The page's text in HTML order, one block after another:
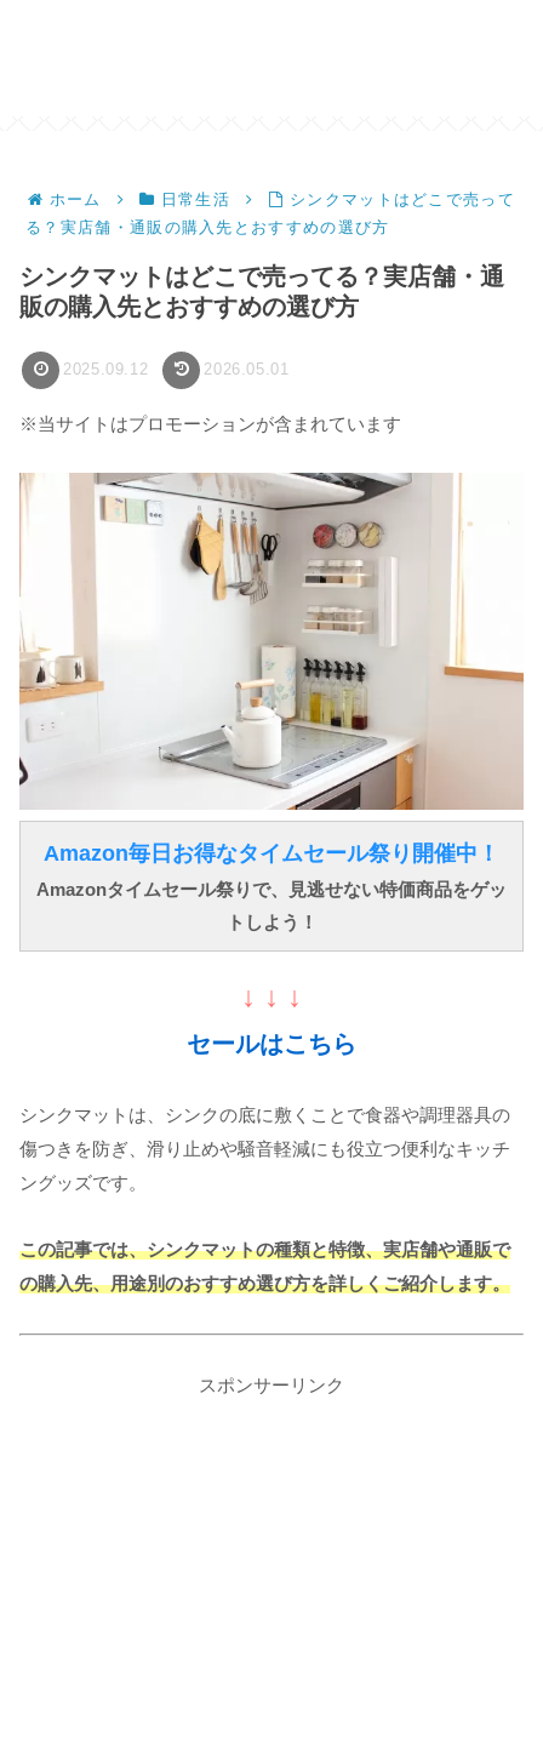
ホーム 日常生活
シンクマットはどこで売って
る？実店舗・通販の購入先とおすすめの選び方
シンクマットはどこで売ってる？実店舗・通
販の購入先とおすすめの選び方
2025.09.12 2026.05.01
※当サイトはプロモーションが含まれています
Amazon毎日お得なタイムセール祭り開催中！
Amazonタイムセール祭りで、見逃せない特価商品をゲッ
トしよう！
↓ ↓ ↓
セールはこちら
シンクマットは、シンクの底に敷くことで食器や調理器具の
傷つきを防ぎ、滑り止めや騒音軽減にも役立つ便利なキッチ
ングッズです。
この記事では、シンクマットの種類と特徴、実店舗や通販で
の購入先、用途別のおすすめ選び方を詳しくご紹介します。
スポンサーリンク